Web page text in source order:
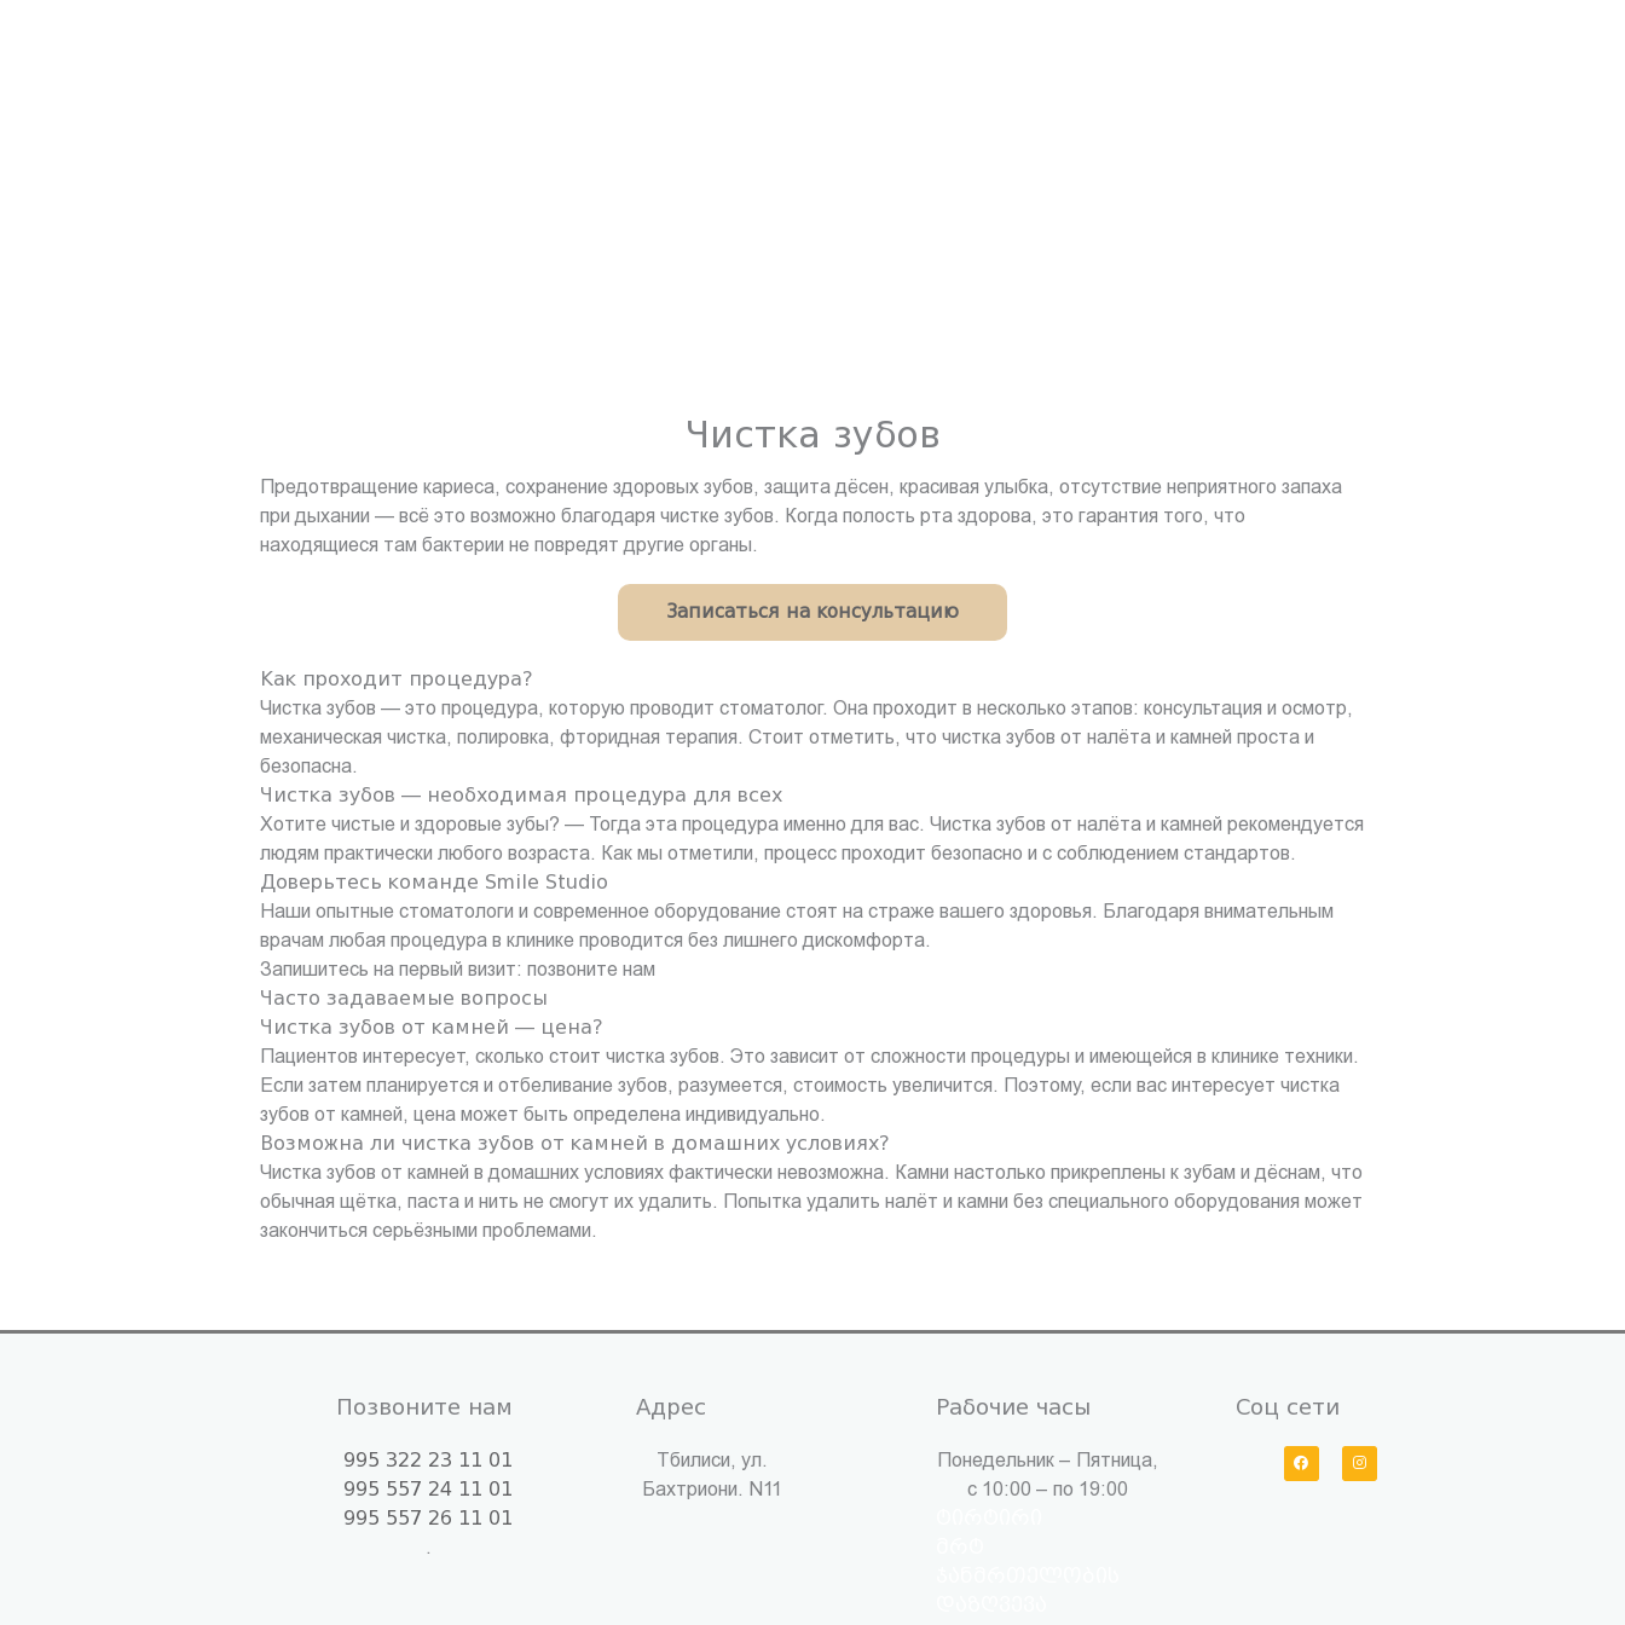
Чистка зубов
Предотвращение кариеса, сохранение здоровых зубов, защита дёсен, красивая улыбка, отсутствие неприятного запаха
при дыхании — всё это возможно благодаря чистке зубов. Когда полость рта здорова, это гарантия того, что
находящиеся там бактерии не повредят другие органы.
Записаться на консультацию
Как проходит процедура?
Чистка зубов — это процедура, которую проводит стоматолог. Она проходит в несколько этапов: консультация и осмотр,
механическая чистка, полировка, фторидная терапия. Стоит отметить, что чистка зубов от налёта и камней проста и
безопасна.
Чистка зубов — необходимая процедура для всех
Хотите чистые и здоровые зубы? — Тогда эта процедура именно для вас. Чистка зубов от налёта и камней рекомендуется
людям практически любого возраста. Как мы отметили, процесс проходит безопасно и с соблюдением стандартов.
Доверьтесь команде Smile Studio
Наши опытные стоматологи и современное оборудование стоят на страже вашего здоровья. Благодаря внимательным
врачам любая процедура в клинике проводится без лишнего дискомфорта.
Запишитесь на первый визит: позвоните нам
Часто задаваемые вопросы
Чистка зубов от камней — цена?
Пациентов интересует, сколько стоит чистка зубов. Это зависит от сложности процедуры и имеющейся в клинике техники.
Если затем планируется и отбеливание зубов, разумеется, стоимость увеличится. Поэтому, если вас интересует чистка
зубов от камней, цена может быть определена индивидуально.
Возможна ли чистка зубов от камней в домашних условиях?
Чистка зубов от камней в домашних условиях фактически невозможна. Камни настолько прикреплены к зубам и дёснам, что
обычная щётка, паста и нить не смогут их удалить. Попытка удалить налёт и камни без специального оборудования может
закончиться серьёзными проблемами.
Позвоните нам
995 322 23 11 01
995 557 24 11 01
995 557 26 11 01
.
Адрес
Тбилиси, ул.
Бахтриони. N11
Рабочие часы
Понедельник – Пятница,
с 10:00 – по 19:00
Соц сети
F
a
c
I
n
s